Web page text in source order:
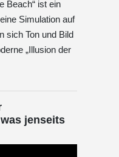
Beach“ ist ein
Simulation auf
sich Ton und Bild
„Illusion der
jenseits